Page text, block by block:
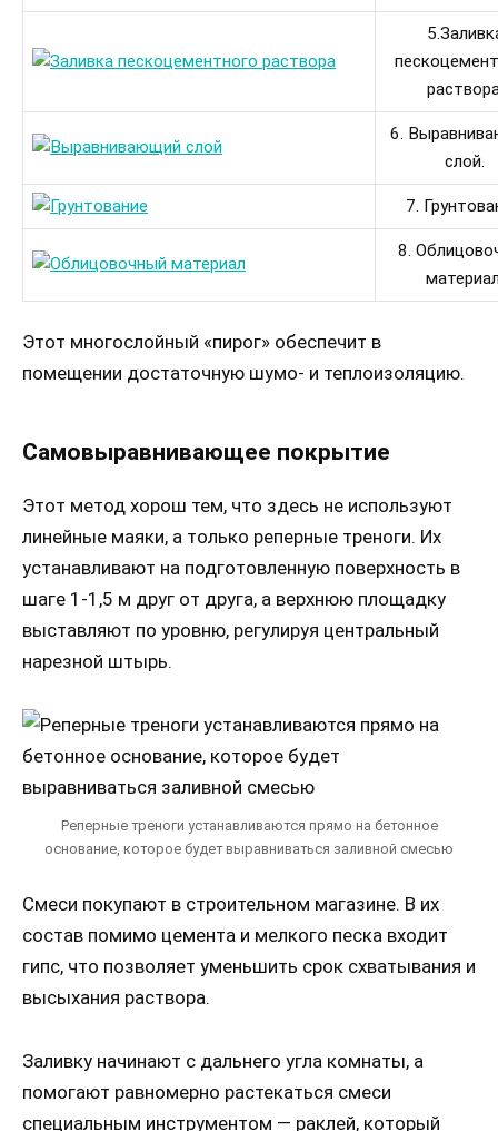
6.
слой.
7.
8.
Этот многослойный «пирог» обеспечит в
помещении достаточную шумо- и теплоизоляцию.
Самовыравнивающее покрытие
Этот метод хорош тем, что здесь не используют
линейные маяки, а только реперные треноги. Их
устанавливают на подготовленную поверхность в
шаге 1-1,5 м друг от друга, а верхнюю площадку
выставляют по уровню, регулируя центральный
нарезной штырь.
Реперные треноги устанавливаются прямо на бетонное
основание, которое будет выравниваться заливной смесью
Смеси покупают в строительном магазине. В их
состав помимо цемента и мелкого песка входит
гипс, что позволяет уменьшить срок схватывания и
высыхания раствора.
Заливку начинают с дальнего угла комнаты, а
помогают равномерно растекаться смеси
специальным инструментом — раклей, который